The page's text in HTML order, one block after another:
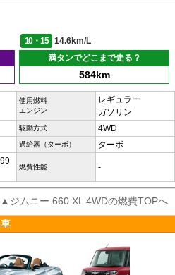
10・15
14.6km/L
満タンでどこまで走る？
584km
使用燃料
エンジン
レギュラー
ガソリン
駆動方式 4WD
過給器（ターボ） ターボ
燃費性能 -
▲ジムニー 660 XL 4WDの燃費TOPへ